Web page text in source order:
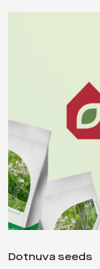
Dotnuva seeds